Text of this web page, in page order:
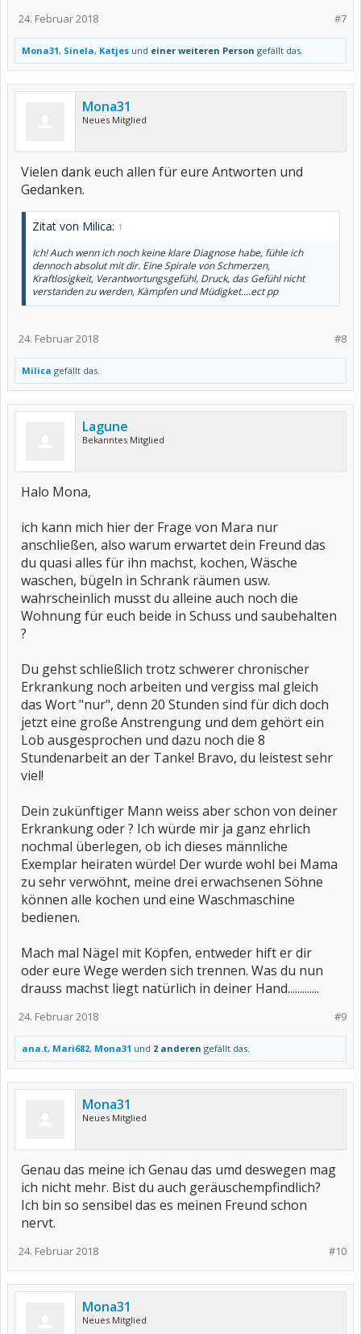
#7
24. Februar 2018
Mona31, Sinela, Katjes und einer weiteren Person gefällt das.
Mona31
Neues Mitglied
Vielen dank euch allen für eure Antworten und
Gedanken.
Zitat von Milica: ↑
Ich! Auch wenn ich noch keine klare Diagnose habe, fühle ich
dennoch absolut mit dir. Eine Spirale von Schmerzen,
Kraftlosigkeit, Verantwortungsgefühl, Druck, das Gefühl nicht
verstanden zu werden, Kämpfen und Müdigket....ect pp
#8
24. Februar 2018
Milica gefällt das.
Lagune
Bekanntes Mitglied
Halo Mona,
ich kann mich hier der Frage von Mara nur
anschließen, also warum erwartet dein Freund das
du quasi alles für ihn machst, kochen, Wäsche
waschen, bügeln in Schrank räumen usw.
wahrscheinlich musst du alleine auch noch die
Wohnung für euch beide in Schuss und saubehalten
?
Du gehst schließlich trotz schwerer chronischer
Erkrankung noch arbeiten und vergiss mal gleich
das Wort "nur", denn 20 Stunden sind für dich doch
jetzt eine große Anstrengung und dem gehört ein
Lob ausgesprochen und dazu noch die 8
Stundenarbeit an der Tanke! Bravo, du leistest sehr
viel!
Dein zukünftiger Mann weiss aber schon von deiner
Erkrankung oder ? Ich würde mir ja ganz ehrlich
nochmal überlegen, ob ich dieses männliche
Exemplar heiraten würde! Der wurde wohl bei Mama
zu sehr verwöhnt, meine drei erwachsenen Söhne
können alle kochen und eine Waschmaschine
bedienen.
Mach mal Nägel mit Köpfen, entweder hift er dir
oder eure Wege werden sich trennen. Was du nun
drauss machst liegt natürlich in deiner Hand.............
#9
24. Februar 2018
ana.t, Mari682, Mona31 und 2 anderen gefällt das.
Mona31
Neues Mitglied
Genau das meine ich Genau das umd deswegen mag
ich nicht mehr. Bist du auch geräuschempfindlich?
Ich bin so sensibel das es meinen Freund schon
nervt.
#10
24. Februar 2018
Mona31
Neues Mitglied